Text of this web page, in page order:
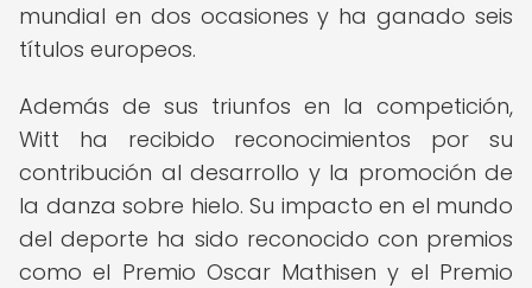
mundial en dos ocasiones y ha ganado seis
títulos europeos.
Además de sus triunfos en la competición,
Witt ha recibido reconocimientos por su
contribución al desarrollo y la promoción de
la danza sobre hielo. Su impacto en el mundo
del deporte ha sido reconocido con premios
como el Premio Oscar Mathisen y el Premio